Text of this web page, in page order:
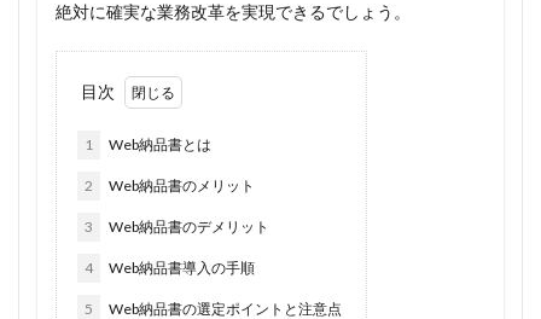
絶対に確実な業務改革を実現できるでしょう。
目次
1 Web納品書とは
2 Web納品書のメリット
3 Web納品書のデメリット
4 Web納品書導入の手順
5 Web納品書の選定ポイントと注意点